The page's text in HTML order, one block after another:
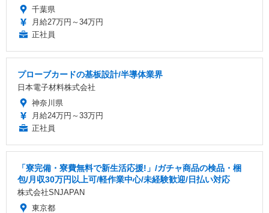
千葉県
月給27万円～34万円
正社員
プローブカードの基板設計/半導体業界
日本電子材料株式会社
神奈川県
月給24万円～33万円
正社員
「寮完備・寮費無料で新生活応援!」/ガチャ商品の検品・梱
包/月収30万円以上可/軽作業中心/未経験歓迎/日払い対応
株式会社SNJAPAN
東京都